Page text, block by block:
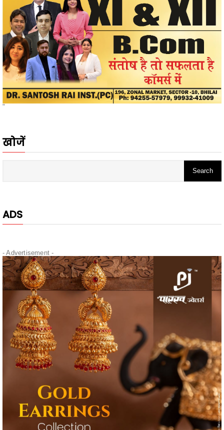
- Advertisement -